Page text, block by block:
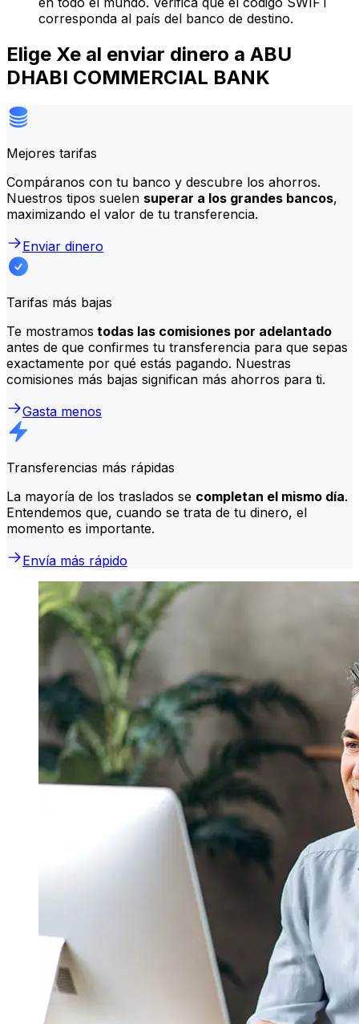
corresponda al país del banco de destino.
Elige Xe al enviar dinero a ABU
DHABI COMMERCIAL BANK
Mejores tarifas
Compáranos con tu banco y descubre los ahorros.
Nuestros tipos suelen superar a los grandes bancos,
maximizando el valor de tu transferencia.
Enviar dinero
Tarifas más bajas
Te mostramos todas las comisiones por adelantado
antes de que confirmes tu transferencia para que sepas
exactamente por qué estás pagando. Nuestras
comisiones más bajas significan más ahorros para ti.
Gasta menos
Transferencias más rápidas
La mayoría de los traslados se completan el mismo día.
Entendemos que, cuando se trata de tu dinero, el
momento es importante.
Envía más rápido